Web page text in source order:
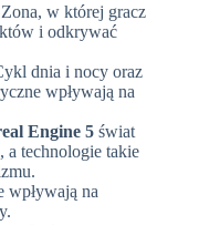
w której gracz
i odkrywać
dnia i nocy oraz
wpływają na
Engine 5 świat
a technologie takie
wpływają na